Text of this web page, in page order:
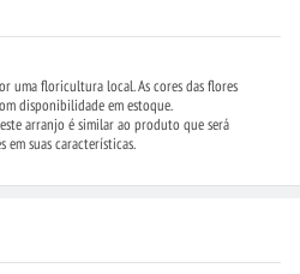
uma floricultura local. As cores das flores
disponibilidade em estoque.
arranjo é similar ao produto que será
em suas características.